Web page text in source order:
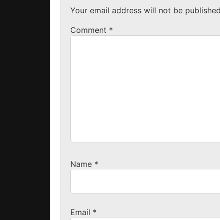
Your email address will not be
Comment *
Name *
Email *